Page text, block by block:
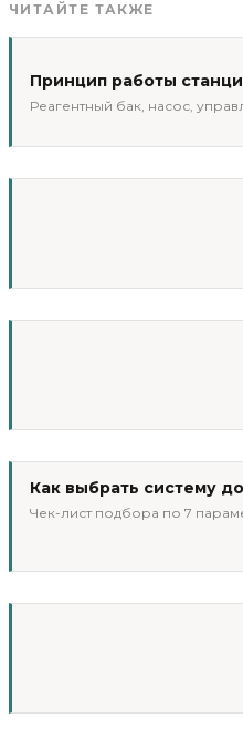
ЧИТАЙТЕ ТАКЖЕ
Принцип работы
Реагентный бак, насос,
Как выбрать систему
Чек-лист подбора по 7